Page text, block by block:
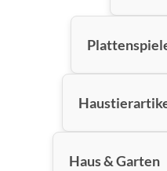
Haus & Garten